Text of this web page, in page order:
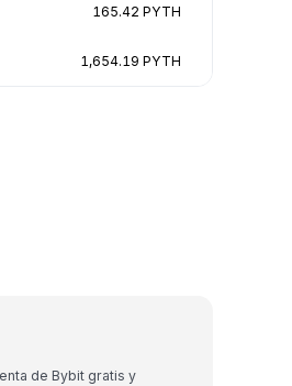
165.42 PYTH
1,654.19 PYTH
de Bybit gratis y